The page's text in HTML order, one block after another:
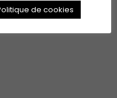
de cookies